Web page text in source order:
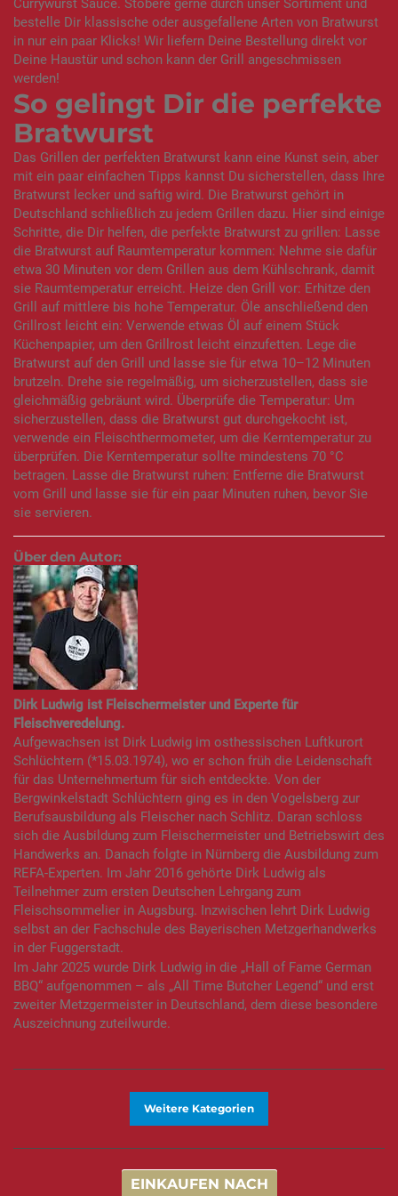
Currywurst Sauce. Stöbere gerne durch unser Sortiment und
bestelle Dir klassische oder ausgefallene Arten von Bratwurst
in nur ein paar Klicks! Wir liefern Deine Bestellung direkt vor
Deine Haustür und schon kann der Grill angeschmissen
werden!
So gelingt Dir die perfekte
Bratwurst
Das Grillen der perfekten Bratwurst kann eine Kunst sein, aber
mit ein paar einfachen Tipps kannst Du sicherstellen, dass Ihre
Bratwurst lecker und saftig wird. Die Bratwurst gehört in
Deutschland schließlich zu jedem Grillen dazu. Hier sind einige
Schritte, die Dir helfen, die perfekte Bratwurst zu grillen: Lasse
die Bratwurst auf Raumtemperatur kommen: Nehme sie dafür
etwa 30 Minuten vor dem Grillen aus dem Kühlschrank, damit
sie Raumtemperatur erreicht. Heize den Grill vor: Erhitze den
Grill auf mittlere bis hohe Temperatur. Öle anschließend den
Grillrost leicht ein: Verwende etwas Öl auf einem Stück
Küchenpapier, um den Grillrost leicht einzufetten. Lege die
Bratwurst auf den Grill und lasse sie für etwa 10–12 Minuten
brutzeln. Drehe sie regelmäßig, um sicherzustellen, dass sie
gleichmäßig gebräunt wird. Überprüfe die Temperatur: Um
sicherzustellen, dass die Bratwurst gut durchgekocht ist,
verwende ein Fleischthermometer, um die Kerntemperatur zu
überprüfen. Die Kerntemperatur sollte mindestens 70 °C
betragen. Lasse die Bratwurst ruhen: Entferne die Bratwurst
vom Grill und lasse sie für ein paar Minuten ruhen, bevor Sie
sie servieren.
Über den Autor:
Dirk Ludwig ist Fleischermeister und Experte für
Fleischveredelung.
Aufgewachsen ist Dirk Ludwig im osthessischen Luftkurort
Schlüchtern (*15.03.1974), wo er schon früh die Leidenschaft
für das Unternehmertum für sich entdeckte. Von der
Bergwinkelstadt Schlüchtern ging es in den Vogelsberg zur
Berufsausbildung als Fleischer nach Schlitz. Daran schloss
sich die Ausbildung zum Fleischermeister und Betriebswirt des
Handwerks an. Danach folgte in Nürnberg die Ausbildung zum
REFA-Experten. Im Jahr 2016 gehörte Dirk Ludwig als
Teilnehmer zum ersten Deutschen Lehrgang zum
Fleischsommelier in Augsburg. Inzwischen lehrt Dirk Ludwig
selbst an der Fachschule des Bayerischen Metzgerhandwerks
in der Fuggerstadt.
Im Jahr 2025 wurde Dirk Ludwig in die „Hall of Fame German
BBQ“ aufgenommen – als „All Time Butcher Legend“ und erst
zweiter Metzgermeister in Deutschland, dem diese besondere
Auszeichnung zuteilwurde.
Weitere Kategorien
EINKAUFEN NACH